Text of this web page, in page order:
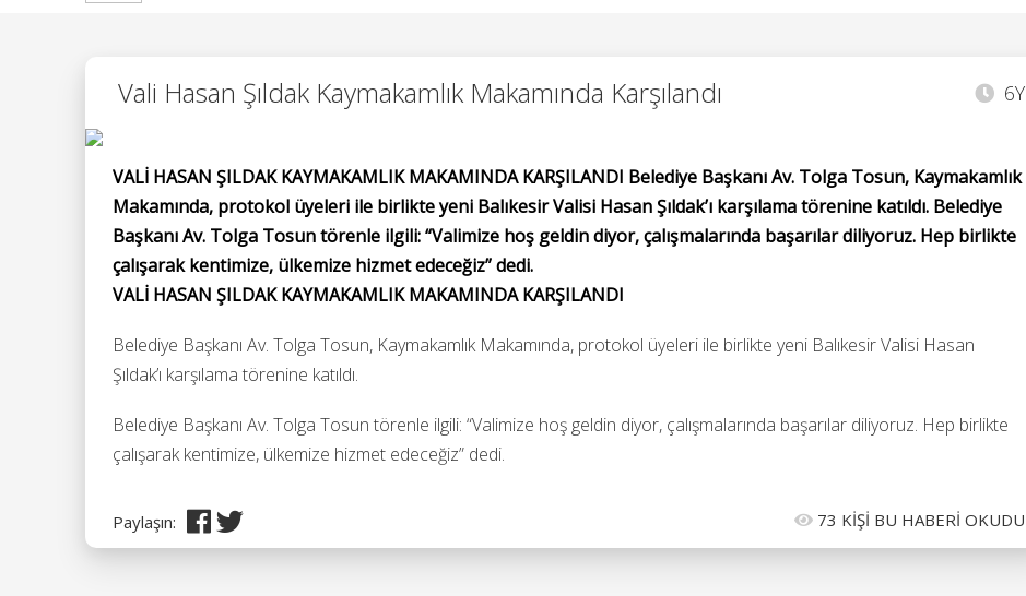
Vali Hasan Şıldak Kaymakamlık Makamında Karşılandı 6Y
VALİ HASAN ŞILDAK KAYMAKAMLIK MAKAMINDA KARŞILANDI Belediye Başkanı Av. Tolga Tosun, Kaymakamlık
Makamında, protokol üyeleri ile birlikte yeni Balıkesir Valisi Hasan Şıldak’ı karşılama törenine katıldı. Belediye
Başkanı Av. Tolga Tosun törenle ilgili: “Valimize hoş geldin diyor, çalışmalarında başarılar diliyoruz. Hep birlikte
çalışarak kentimize, ülkemize hizmet edeceğiz” dedi.
VALİ HASAN ŞILDAK KAYMAKAMLIK MAKAMINDA KARŞILANDI
Belediye Başkanı Av. Tolga Tosun, Kaymakamlık Makamında, protokol üyeleri ile birlikte yeni Balıkesir Valisi Hasan
Şıldak’ı karşılama törenine katıldı.
Belediye Başkanı Av. Tolga Tosun törenle ilgili: “Valimize hoş geldin diyor, çalışmalarında başarılar diliyoruz. Hep birlikte
çalışarak kentimize, ülkemize hizmet edeceğiz” dedi.
Paylaşın: 73 KİŞİ BU HABERİ OKUDU